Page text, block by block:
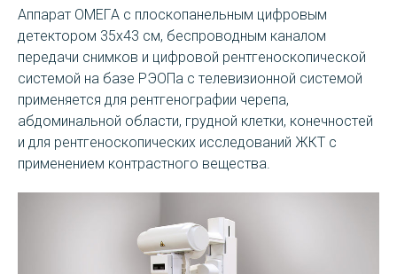
Аппарат ОМЕГА с плоскопанельным цифровым
детектором 35х43 см, беспроводным каналом
передачи снимков и цифровой рентгеноскопической
системой на базе РЭОПа с телевизионной системой
применяется для рентгенографии черепа,
абдоминальной области, грудной клетки, конечностей
и для рентгеноскопических исследований ЖКТ с
применением контрастного вещества.